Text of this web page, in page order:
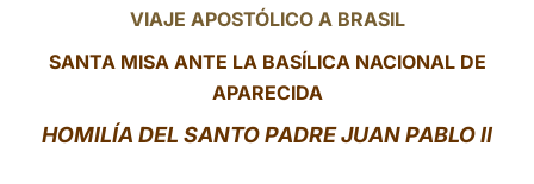
中文
VIAJE APOSTÓLICO A BRASIL
SANTA MISA ANTE LA BASÍLICA NACIONAL DE
APARECIDA
HOMILÍA DEL SANTO PADRE JUAN PABLO II